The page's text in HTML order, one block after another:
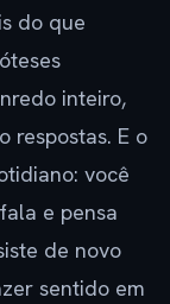
do que
inteiro,
respostas. E o
você
e pensa
de novo
sentido em